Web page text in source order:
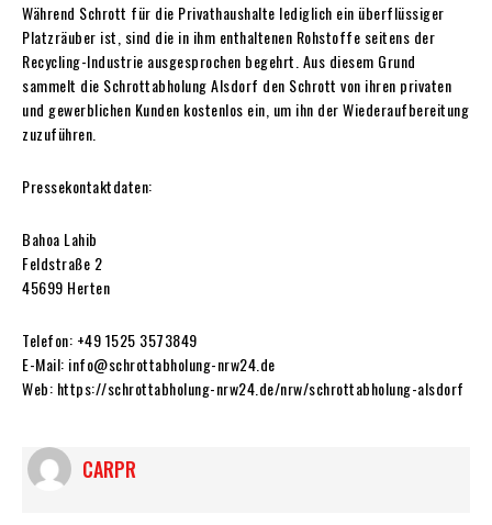
Während Schrott für die Privathaushalte lediglich ein überflüssiger
Platzräuber ist, sind die in ihm enthaltenen Rohstoffe seitens der
Recycling-Industrie ausgesprochen begehrt. Aus diesem Grund
sammelt die Schrottabholung Alsdorf den Schrott von ihren privaten
und gewerblichen Kunden kostenlos ein, um ihn der Wiederaufbereitung
zuzuführen.
Pressekontaktdaten:
Bahoa Lahib
Feldstraße 2
45699 Herten
Telefon: +49 1525 3573849
E-Mail: info@schrottabholung-nrw24.de
Web: https://schrottabholung-nrw24.de/nrw/schrottabholung-alsdorf
CARPR